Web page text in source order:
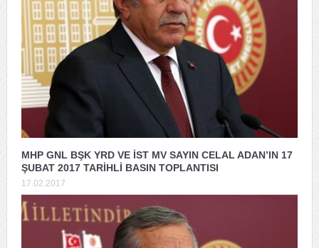
MHP GNL BŞK YRD VE İST MV SAYIN CELAL ADAN’IN 17
ŞUBAT 2017 TARİHLİ BASIN TOPLANTISI
17.02.2017